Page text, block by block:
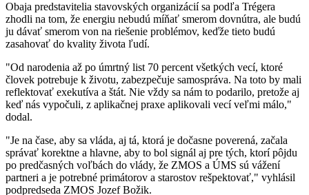
Obaja predstavitelia stavovských organizácií sa podľa Trégera
zhodli na tom, že energiu nebudú míňať smerom dovnútra, ale budú
ju dávať smerom von na riešenie problémov, keďže tieto budú
zasahovať do kvality života ľudí.
"Od narodenia až po úmrtný list 70 percent všetkých vecí, ktoré
človek potrebuje k životu, zabezpečuje samospráva. Na toto by mali
reflektovať exekutíva a štát. Nie vždy sa nám to podarilo, pretože aj
keď nás vypočuli, z aplikačnej praxe aplikovali vecí veľmi málo,"
dodal.
"Je na čase, aby sa vláda, aj tá, ktorá je dočasne poverená, začala
správať korektne a hlavne, aby to bol signál aj pre tých, ktorí pôjdu
po predčasných voľbách do vlády, že ZMOS a ÚMS sú vážení
partneri a je potrebné primátorov a starostov rešpektovať," vyhlásil
podpredseda ZMOS Jozef Božik.